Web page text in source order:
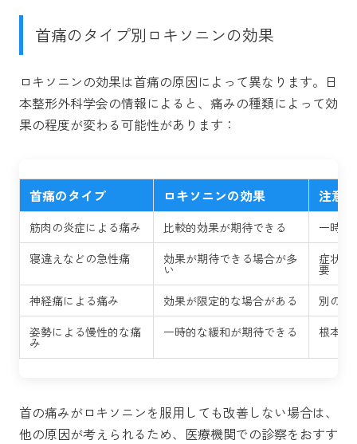
首痛のタイプ別ロキソニンの効果
ロキソニンの効果は首痛の原因によって異なります。日
本整形外科学会の情報によると、痛みの種類によって効
果の程度が変わる可能性があります：
首痛のタイプ ロキソニンの効果 注意点
筋肉の炎症による痛み 比較的効果が期待できる
一時的
寝違えなどの急性痛
効果が期待できる場合が多
い
症状が
要
神経痛による痛み
効果が限定的な場合がある
別の治
姿勢による慢性的な痛
み
一時的な緩和が期待できる 根本的
首の痛みがロキソニンを服用しても改善しない場合は、
他の原因が考えられるため、医療機関での診察をおすす